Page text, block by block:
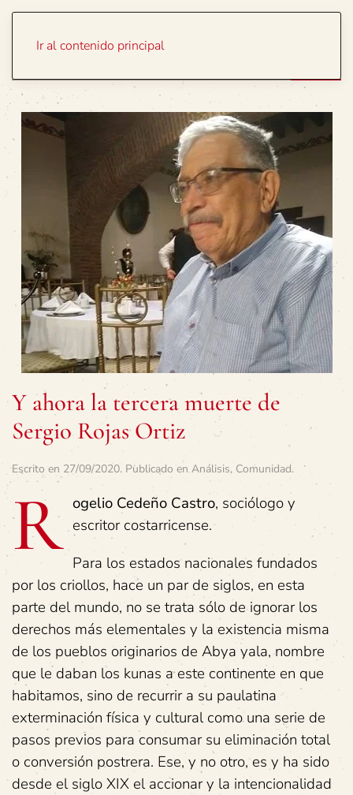
Ir al contenido principal
Y ahora la tercera muerte de
Sergio Rojas Ortiz
Escrito en 27/09/2020. Publicado en Análisis, Comunidad.
R ogelio Cedeño Castro, sociólogo y
escritor costarricense.
Para los estados nacionales fundados
por los criollos, hace un par de siglos, en esta
parte del mundo, no se trata sólo de ignorar los
derechos más elementales y la existencia misma
de los pueblos originarios de Abya yala, nombre
que le daban los kunas a este continente en que
habitamos, sino de recurrir a su paulatina
exterminación física y cultural como una serie de
pasos previos para consumar su eliminación total
o conversión postrera. Ese, y no otro, es y ha sido
desde el siglo XIX el accionar y la intencionalidad